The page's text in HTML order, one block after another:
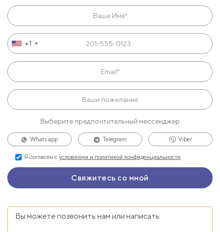
+1
Выберите предпочтительный мессенджер
Whats app Telegram Viber
Я согласен с условиями и политикой конфиденциальности
Вы можете позвонить нам или написать